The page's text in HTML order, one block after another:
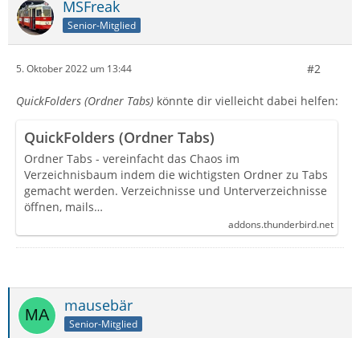
MSFreak
Senior-Mitglied
5. Oktober 2022 um 13:44 #2
QuickFolders (Ordner Tabs) könnte dir vielleicht dabei helfen:
QuickFolders (Ordner Tabs)
Ordner Tabs - vereinfacht das Chaos im
Verzeichnisbaum indem die wichtigsten Ordner zu Tabs
gemacht werden. Verzeichnisse und Unterverzeichnisse
öffnen, mails…
addons.thunderbird.net
mausebär
Senior-Mitglied